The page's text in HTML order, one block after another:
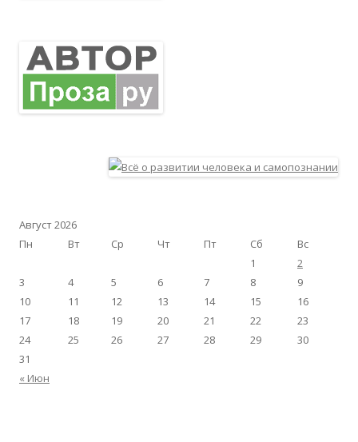
Август 2026
Пн
Вт Ср Чт Пт Сб
Вс
1
2
3
4 5 6 7 8
9
10
11 12 13 14 15
16
17
18 19 20 21 22
23
24
25 26 27 28 29
30
31
« Июн